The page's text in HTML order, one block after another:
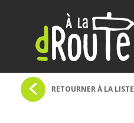
dRoute
RETOURNER À LA LISTE